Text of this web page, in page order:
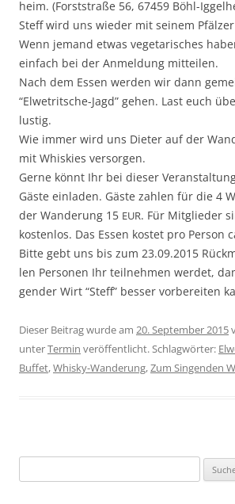
heim. (Forststraße 56, 67459 Böhl-
Steff wird uns wieder mit seinem
Wenn jemand etwas veg­e­tarisches
ein­fach bei der Anmel­dung mitteilen.
Nach dem Essen wer­den wir dann
“Elwetritsche-Jagd” gehen. Last euch
lustig.
Wie immer wird uns Dieter auf der
mit Whiskies versorgen.
Gerne kön­nt Ihr bei dieser
Gäste ein­laden. Gäste zahlen für die 4
der Wan­derung 15 EUR. Für Mit­glieder
kosten­los. Das Essen kostet pro Per­son
Bitte gebt uns bis zum 23.09.2015
len Per­so­n­en Ihr teil­nehmen werdet,
gen­der Wirt “Steff” bess­er vor­bere­it­en
Dieser Beitrag wurde am 20. September 2015
unterTermin veröffentlicht. Schlagwörter:
Buffet,Whisky-Wanderung,Zum Singenden
nach: